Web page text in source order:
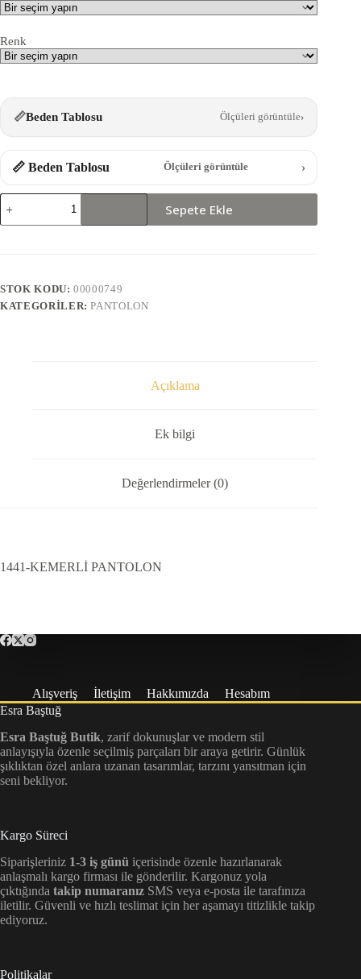
Renk
📏Beden Tablosu Ölçüleri görüntüle›
📏 Beden Tablosu Ölçüleri görüntüle ›
1441-
KEMERLİ
PANTOLON
Sepete Ekle
STOK KODU:00000749
KATEGORILER:PANTOLON
Açıklama
Ek bilgi
Değerlendirmeler (0)
1441-KEMERLİ PANTOLON
Alışveriş İletişim Hakkımızda
Hesabım
Esra Baştuğ
Esra Baştuğ Butik, zarif dokunuşlar ve modern stil
anlayışıyla özenle seçilmiş parçaları bir araya getirir. Günlük
şıklıktan özel anlara uzanan tasarımlar, tarzını yansıtman için
seni bekliyor.
Kargo Süreci
Siparişleriniz 1-3 iş günü içerisinde özenle hazırlanarak
anlaşmalı kargo firması ile gönderilir. Kargonuz yola
çıktığında takip numaranız SMS veya e-posta ile tarafınıza
iletilir. Güvenli ve hızlı teslimat için her aşamayı titizlikle takip
ediyoruz.
Politikalar